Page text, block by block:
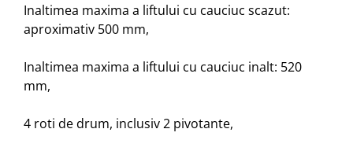
Inaltimea maxima a liftului cu cauciuc scazut:
aproximativ 500 mm,
Inaltimea maxima a liftului cu cauciuc inalt: 520
mm,
4 roti de drum, inclusiv 2 pivotante,